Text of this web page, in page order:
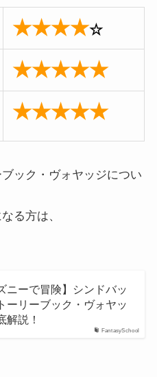
★★★★☆
★★★★★
★★★★★
ック・ヴォヤッジについ
る方は、
FantasySchool
ニーで冒険】シンドバッ
ーリーブック・ヴォヤッ
解説！